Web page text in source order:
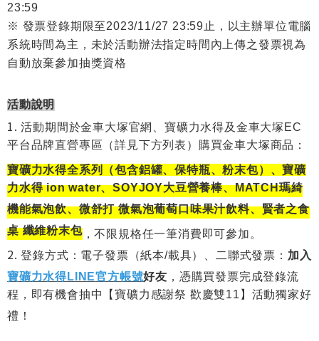
23:59
※ 發票登錄期限至2023/11/27 23:59止，以主辦單位電腦
系統時間為主，未於活動辦法指定時間內上傳之發票視為
自動放棄參加抽獎資格
活動說明
活動期間於金車大塚官網、寶礦力水得及金車大塚EC
平台品牌直營專區（詳見下方列表）購買金車大塚商品：
寶礦力水得全系列（包含鋁罐、保特瓶、粉末包）、寶礦
力水得 ion water、SOYJOY大豆營養棒、MATCH瑪綺
機能氣泡飲、微舒打 微氣泡葡萄口味果汁飲料、賢者之食
桌 纖維粉末包，不限規格任一筆消費即可參加。
登錄方式： 電子發票（紙本/載具）、二聯式發票： 加入
寶礦力水得LINE官方帳號好友 ，憑購買發票完成登錄流
程，即有機會抽中【寶礦力感謝祭 歡慶雙11】活動獨家好
禮！